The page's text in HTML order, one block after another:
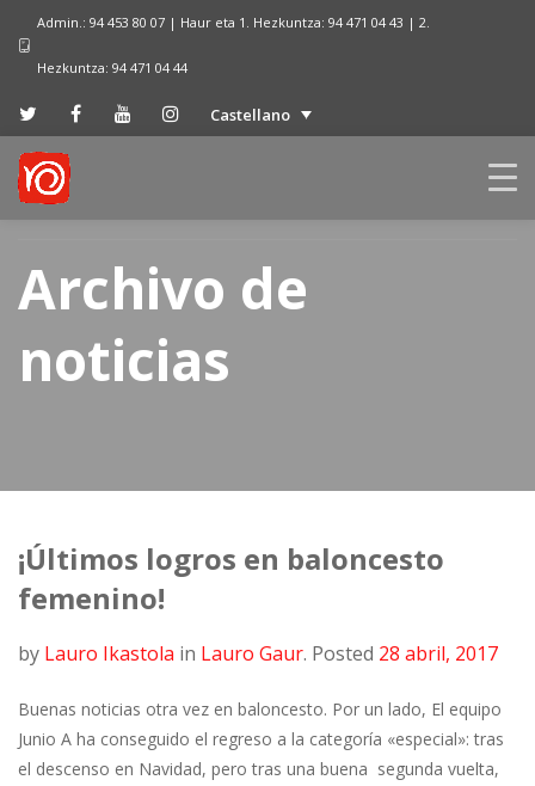
Admin.: 94 453 80 07 | Haur eta 1. Hezkuntza: 94 471 04 43 | 2.
Hezkuntza: 94 471 04 44
Castellano
Archivo de
noticias
¡Últimos logros en baloncesto
femenino!
by Lauro Ikastola in Lauro Gaur. Posted 28 abril, 2017
Buenas noticias otra vez en baloncesto. Por un lado, El equipo
Junio A ha conseguido el regreso a la categoría «especial»: tras
el descenso en Navidad, pero tras una buena segunda vuelta,